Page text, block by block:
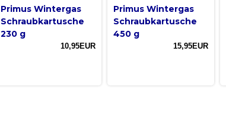
Primus Wintergas
Schraubkartusche
230 g
10,95EUR
Primus Wintergas
Schraubkartusche
450 g
15,95EUR